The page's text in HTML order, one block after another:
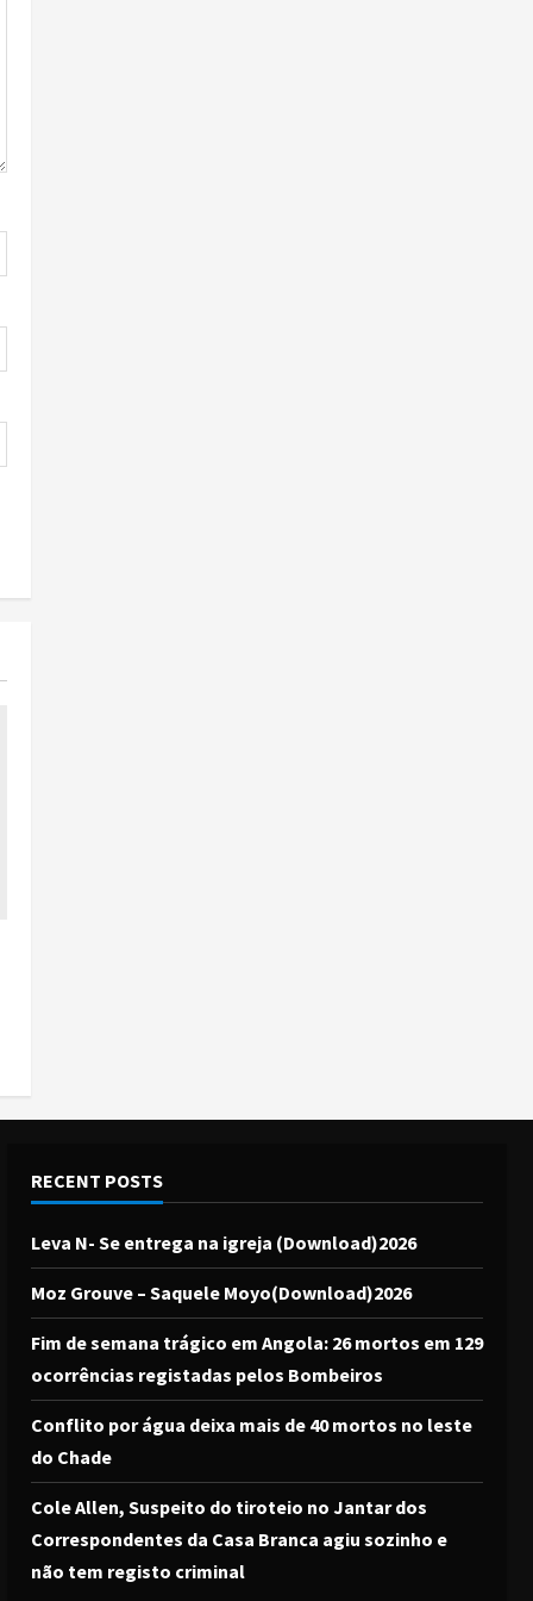
RECENT POSTS
Leva N- Se entrega na igreja (Download)2026
Moz Grouve – Saquele Moyo(Download)2026
Fim de semana trágico em Angola: 26 mortos em 129
ocorrências registadas pelos Bombeiros
Conflito por água deixa mais de 40 mortos no leste
do Chade
Cole Allen, Suspeito do tiroteio no Jantar dos
Correspondentes da Casa Branca agiu sozinho e
não tem registo criminal